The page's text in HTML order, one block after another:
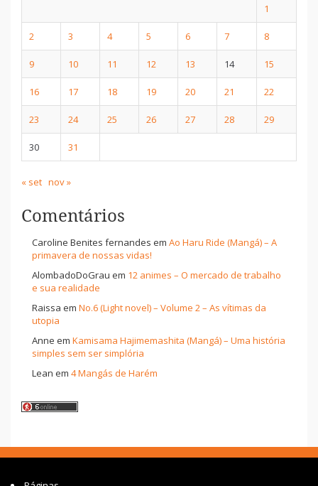
1
2 3 4 5 6 7 8
9 10 11 12 13 14 15
16 17 18 19 20 21 22
23 24 25 26 27 28 29
30 31
« set nov »
Comentários
Caroline Benites fernandes em Ao Haru Ride (Mangá) – A
primavera de nossas vidas!
AlombadoDoGrau em 12 animes – O mercado de trabalho
e sua realidade
Raissa em No.6 (Light novel) – Volume 2 – As vítimas da
utopia
Anne em Kamisama Hajimemashita (Mangá) – Uma história
simples sem ser simplória
Lean em 4 Mangás de Harém